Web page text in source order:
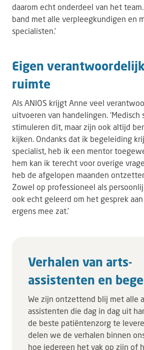
daarom echt onderdeel van het
band met alle verpleegkundigen en
specialisten.’
Eigen
ruimte
Als ANIOS krijgt Anne veel
uitvoeren van handelingen. ‘Medisch
stimuleren dit, maar zijn ook altijd
kijken. Ondanks dat ik begeleiding
specialist, heb ik een mentor
hem kan ik terecht voor overige
heb de afgelopen maanden
Zowel op professioneel als
ook echt geleerd om het gesprek
ergens mee zat.’
Verhalen van arts-
assistenten en
We zijn ontzettend blij met alle
assistenten die dag in dag uit
de beste patiëntenzorg te
delen we de verhalen binnen
hoe iedereen het vak op zijn of